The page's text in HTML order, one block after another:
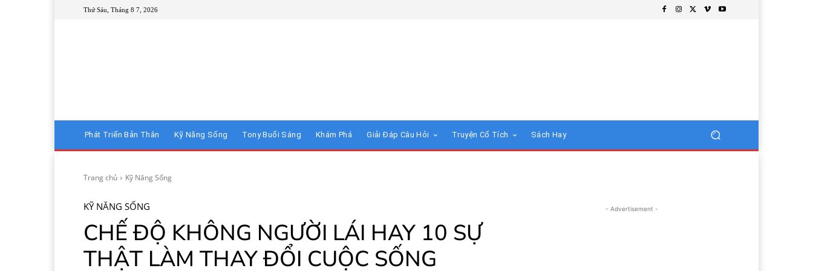
Thứ Sáu, Tháng 8 7, 2026
Phát Triển Bản Thân Kỹ Năng Sống Tony Buổi Sáng Khám Phá Giải Đáp Câu Hỏi Truyện Cổ Tích Sách Hay
Trang chủ Kỹ Năng Sống
KỸ NĂNG SỐNG
CHẾ ĐỘ KHÔNG NGƯỜI LÁI HAY 10 SỰ
THẬT LÀM THAY ĐỔI CUỘC SỐNG
- Advertisement -